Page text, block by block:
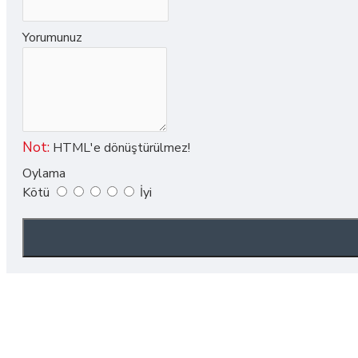
Yorumunuz
Not: HTML'e dönüştürülmez!
Oylama
Kötü
İyi